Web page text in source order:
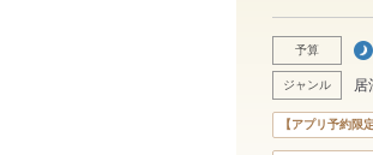
予算
ジャンル 居
【アプリ予約限